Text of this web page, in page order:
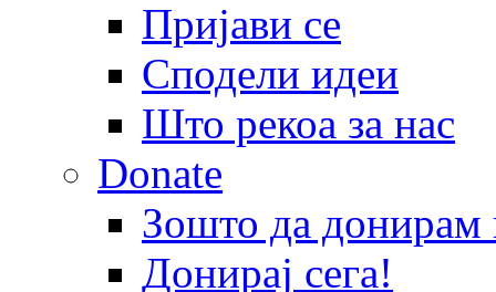
Пријави се
Сподели идеи
Што рекоа за нас
Donate
Зошто да
Донирај сега!